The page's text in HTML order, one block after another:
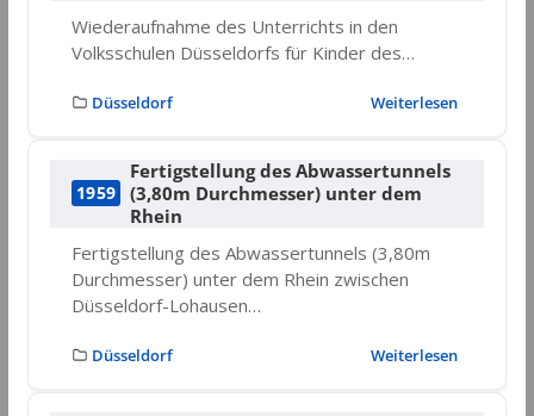
Wiederaufnahme des Unterrichts in den
Volksschulen Düsseldorfs für Kinder des…
Düsseldorf Weiterlesen
1959
Fertigstellung des Abwassertunnels
(3,80m Durchmesser) unter dem
Rhein
Fertigstellung des Abwassertunnels (3,80m
Durchmesser) unter dem Rhein zwischen
Düsseldorf-Lohausen…
Düsseldorf Weiterlesen